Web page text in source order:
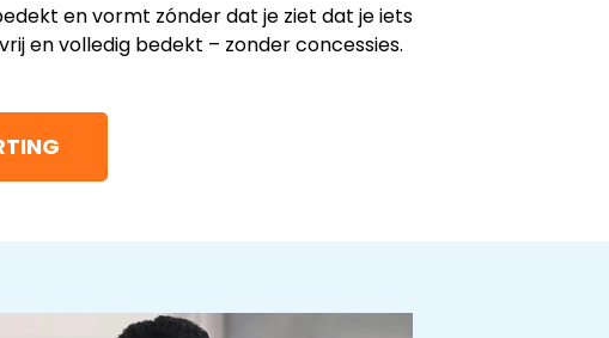
en vormt zónder dat je ziet dat je iets
en volledig bedekt – zonder concessies.